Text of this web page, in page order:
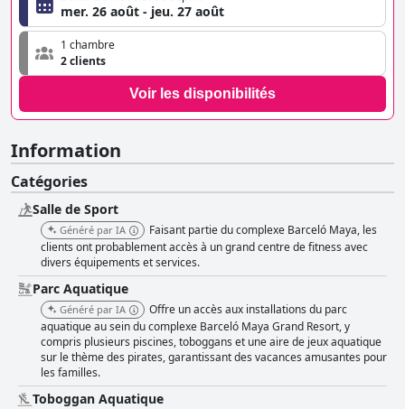
mer. 26 août - jeu. 27 août
1 chambre
2 clients
Voir les disponibilités
Information
Catégories
Salle de Sport
Généré par IA
Faisant partie du complexe Barceló Maya, les
clients ont probablement accès à un grand centre de fitness avec
divers équipements et services.
Parc Aquatique
Généré par IA
Offre un accès aux installations du parc
aquatique au sein du complexe Barceló Maya Grand Resort, y
compris plusieurs piscines, toboggans et une aire de jeux aquatique
sur le thème des pirates, garantissant des vacances amusantes pour
les familles.
Toboggan Aquatique